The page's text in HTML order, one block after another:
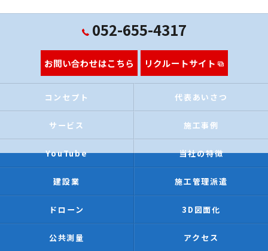
052-655-4317
お問い合わせはこちら リクルートサイト
コンセプト 代表あいさつ
サービス 施工事例
YouTube 当社の特徴
建設業 施工管理派遣
ドローン 3D図面化
公共測量 アクセス